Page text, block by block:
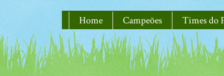
Home Campeões Times do